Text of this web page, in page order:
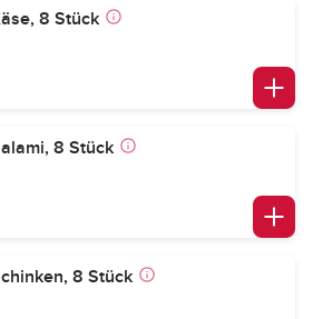
8 Stück
8 Stück
8 Stück